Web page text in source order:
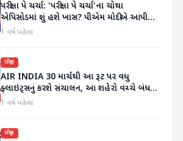
પરીક્ષા પે ચર્ચા: 'પરીક્ષા પે ચર્ચા'ના ચોથા
એપિસોડમાં શું હશે ખાસ? પીએમ મોદીએ આપી
માહિતી
1 વર્ષ પહેલા
રાષ્ટ્રીય
AIR INDIA 30 માર્ચથી આ રૂટ પર વધુ
ફ્લાઇટ્સનું કરશે સંચાલન, આ શહેરો વચ્ચે બંધ
કરશે ફ્લાઇટ્સ
1 વર્ષ પહેલા
રાષ્ટ્રીય